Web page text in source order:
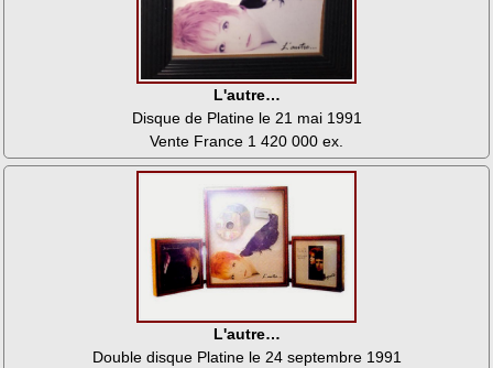
L'autre…
Disque de Platine le 21 mai 1991
Vente France 1 420 000 ex.
L'autre…
Double disque Platine le 24 septembre 1991